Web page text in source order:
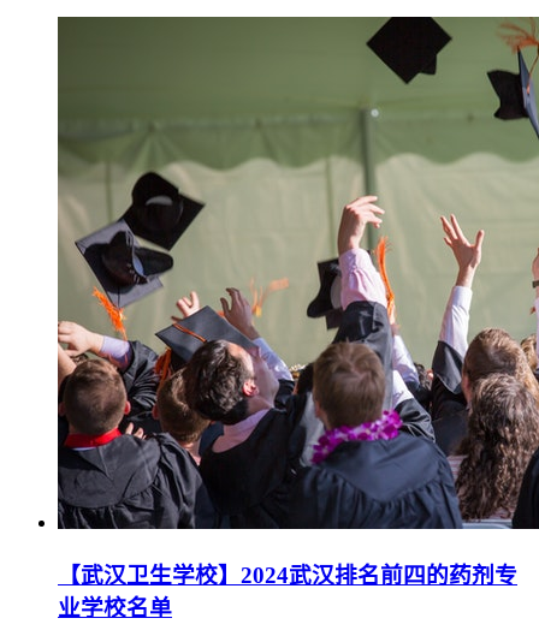
【武汉卫生学校】2024武汉排名前四的药剂专
业学校名单